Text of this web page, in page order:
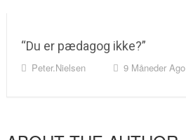
“Du er pædagog ikke?”
Peter.nielsen 9 Måneder Ago